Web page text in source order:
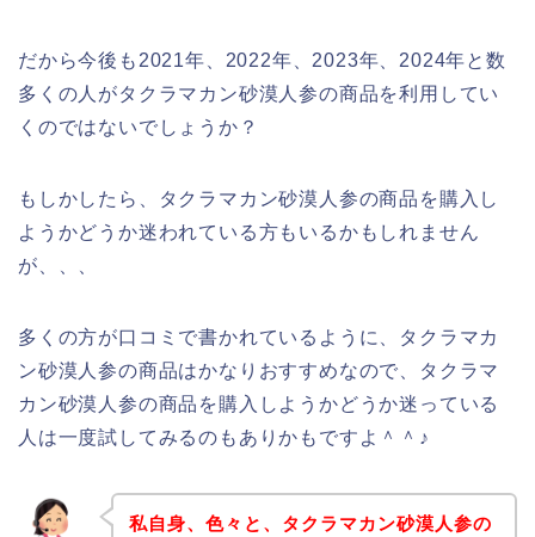
だから今後も2021年、2022年、2023年、2024年と数
多くの人がタクラマカン砂漠人参の商品を利用してい
くのではないでしょうか？
もしかしたら、タクラマカン砂漠人参の商品を購入し
ようかどうか迷われている方もいるかもしれません
が、、、
多くの方が口コミで書かれているように、タクラマカ
ン砂漠人参の商品はかなりおすすめなので、タクラマ
カン砂漠人参の商品を購入しようかどうか迷っている
人は一度試してみるのもありかもですよ＾＾♪
私自身、色々と、タクラマカン砂漠人参の